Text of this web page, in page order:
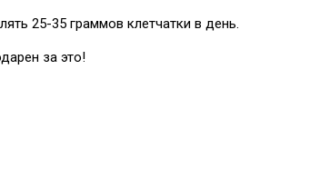
25-35 граммов клетчатки в день.
за это!